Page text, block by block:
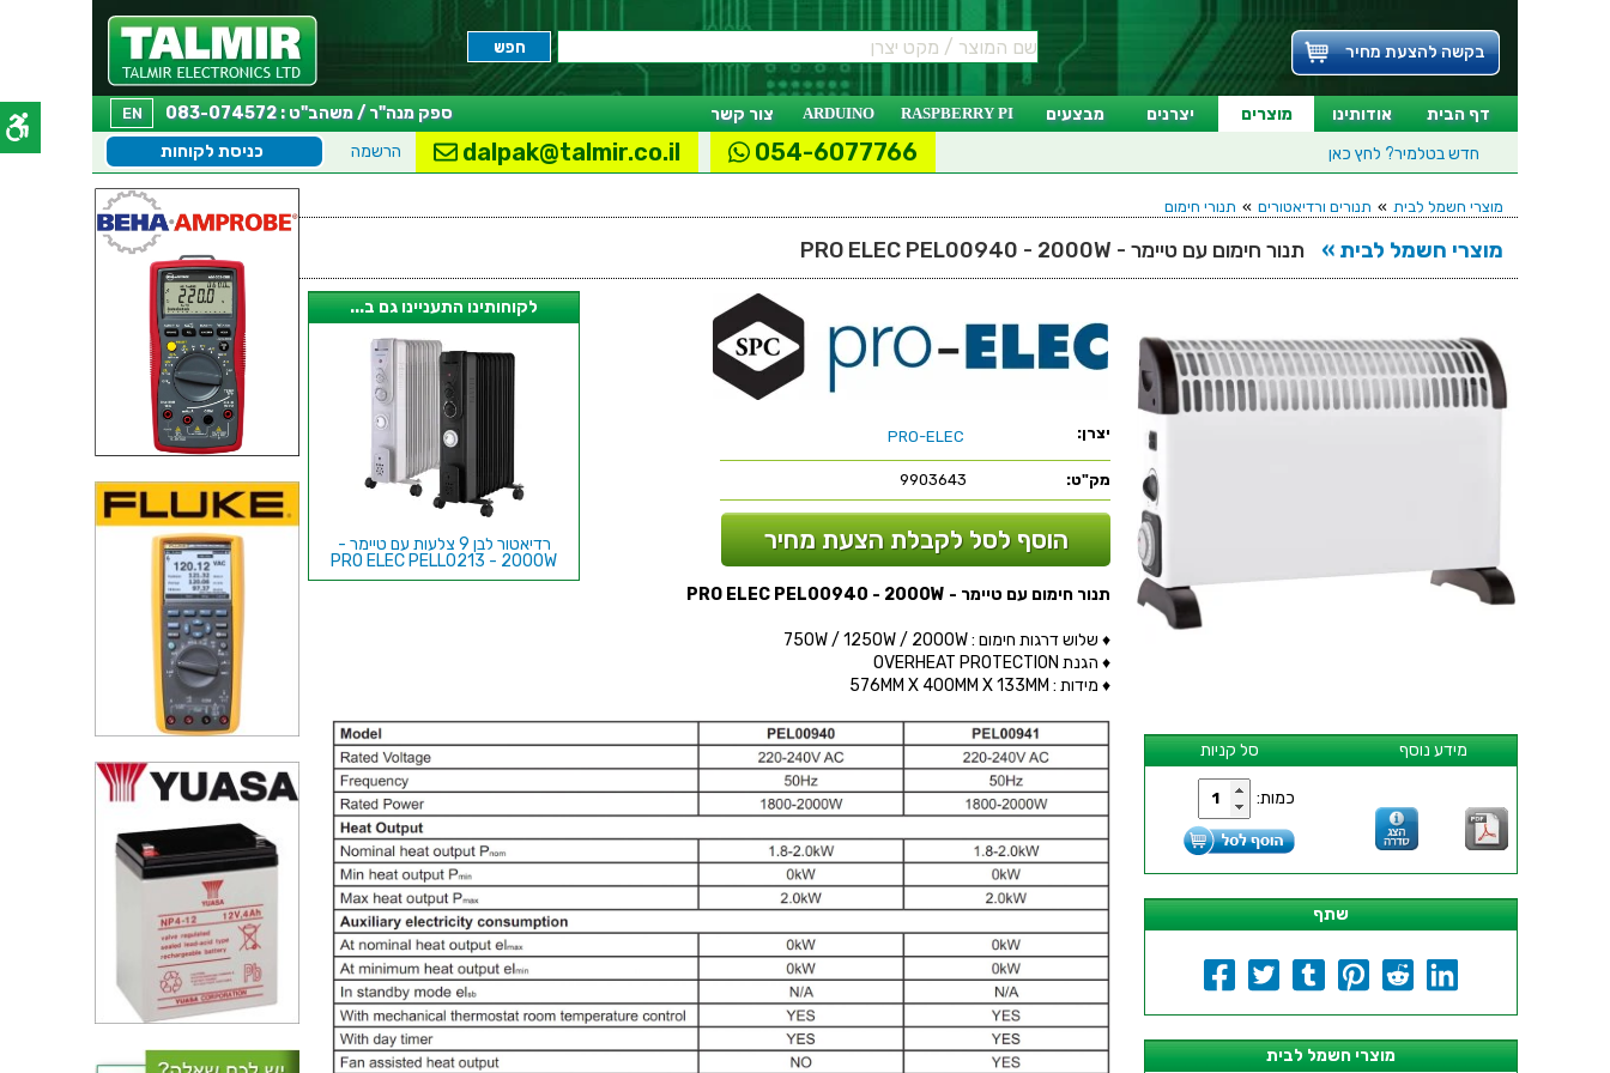
בקשה להצעת מחיר
דף הבית אודותינו מוצרים יצרנים מבצעים RASPBERRY PI
ARDUINO צור קשר EN
ספק מנה"ר / משהב"ט : 083-074572
חדש בטלמיר? לחץ כאן כניסת לקוחות הרשמה dalpak@talmir.co.il 054-6077766
מוצרי חשמל לבית » תנורים ורדיאטורים » תנורי חימום
מוצרי חשמל לבית » תנור חימום עם טיימר - PRO ELEC PEL00940 - 2000W
סל קניות מידע נוסף
כמות:
שתף
מוצרי חשמל לבית
יצרן: PRO-ELEC
מק"ט: 9903643
הוסף לסל לקבלת הצעת מחיר
לקוחותינו התעניינו גם ב...
רדיאטור לבן 9 צלעות עם טיימר -
PRO ELEC PELL0213 - 2000W
רדיאטור לבן 9 צלעות - PRO ELEC
PELL0207 - 2000W
תנור חימום עם טיימר - PRO ELEC PEL00940 - 2000W
♦ שלוש דרגות חימום : 750W / 1250W / 2000W
♦ הגנת OVERHEAT PROTECTION
♦ מידות : 576MM X 400MM X 133MM